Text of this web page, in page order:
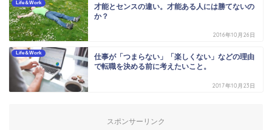
Life＆Work
才能とセンスの違い。才能ある人には勝てないの
か？
2016年10月26日
Life＆Work
仕事が「つまらない」「楽しくない」などの理由
で転職を決める前に考えたいこと。
2017年10月23日
スポンサーリンク